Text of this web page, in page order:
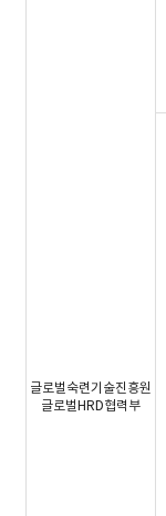
글로벌숙련기술진흥원
글로벌HRD협력부